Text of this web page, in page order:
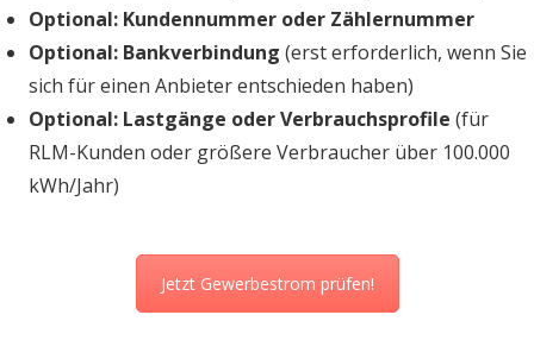
Optional: Kundennummer oder Zählernummer
Optional: Bankverbindung (erst erforderlich, wenn Sie
sich für einen Anbieter entschieden haben)
Optional: Lastgänge oder Verbrauchsprofile (für
RLM-Kunden oder größere Verbraucher über 100.000
kWh/Jahr)
Jetzt Gewerbestrom prüfen!